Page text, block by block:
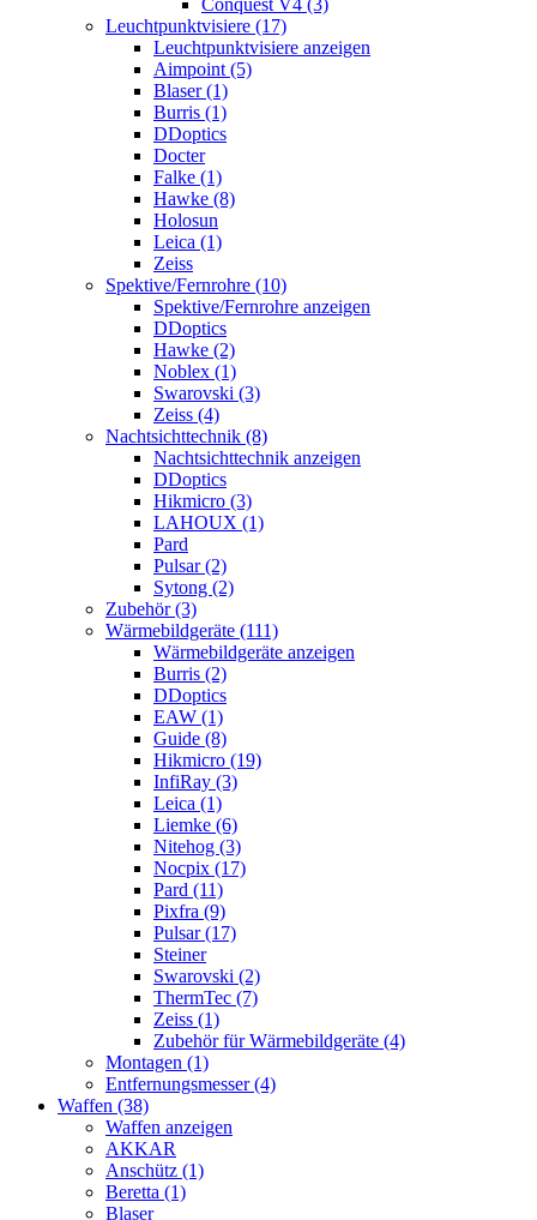
Conquest V4 (3)
Leuchtpunktvisiere (17)
Leuchtpunktvisiere anzeigen
Aimpoint (5)
Blaser (1)
Burris (1)
DDoptics
Docter
Falke (1)
Hawke (8)
Holosun
Leica (1)
Zeiss
Spektive/Fernrohre (10)
Spektive/Fernrohre anzeigen
DDoptics
Hawke (2)
Noblex (1)
Swarovski (3)
Zeiss (4)
Nachtsichttechnik (8)
Nachtsichttechnik anzeigen
DDoptics
Hikmicro (3)
LAHOUX (1)
Pard
Pulsar (2)
Sytong (2)
Zubehör (3)
Wärmebildgeräte (111)
Wärmebildgeräte anzeigen
Burris (2)
DDoptics
EAW (1)
Guide (8)
Hikmicro (19)
InfiRay (3)
Leica (1)
Liemke (6)
Nitehog (3)
Nocpix (17)
Pard (11)
Pixfra (9)
Pulsar (17)
Steiner
Swarovski (2)
ThermTec (7)
Zeiss (1)
Zubehör für Wärmebildgeräte (4)
Montagen (1)
Entfernungsmesser (4)
Waffen (38)
Waffen anzeigen
AKKAR
Anschütz (1)
Beretta (1)
Blaser